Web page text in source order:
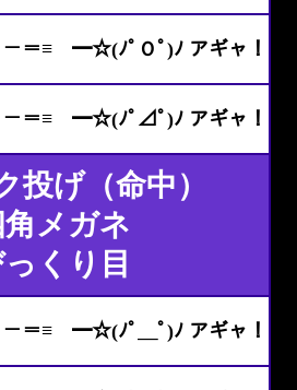
＝≡ ━☆(ﾉﾟＯﾟ)ﾉ アギャ！
＝≡ ━☆(ﾉﾟ⊿ﾟ)ﾉ アギャ！
投げ（命中）
角メガネ
くり目
＝≡ ━☆(ﾉﾟ＿ﾟ)ﾉ アギャ！